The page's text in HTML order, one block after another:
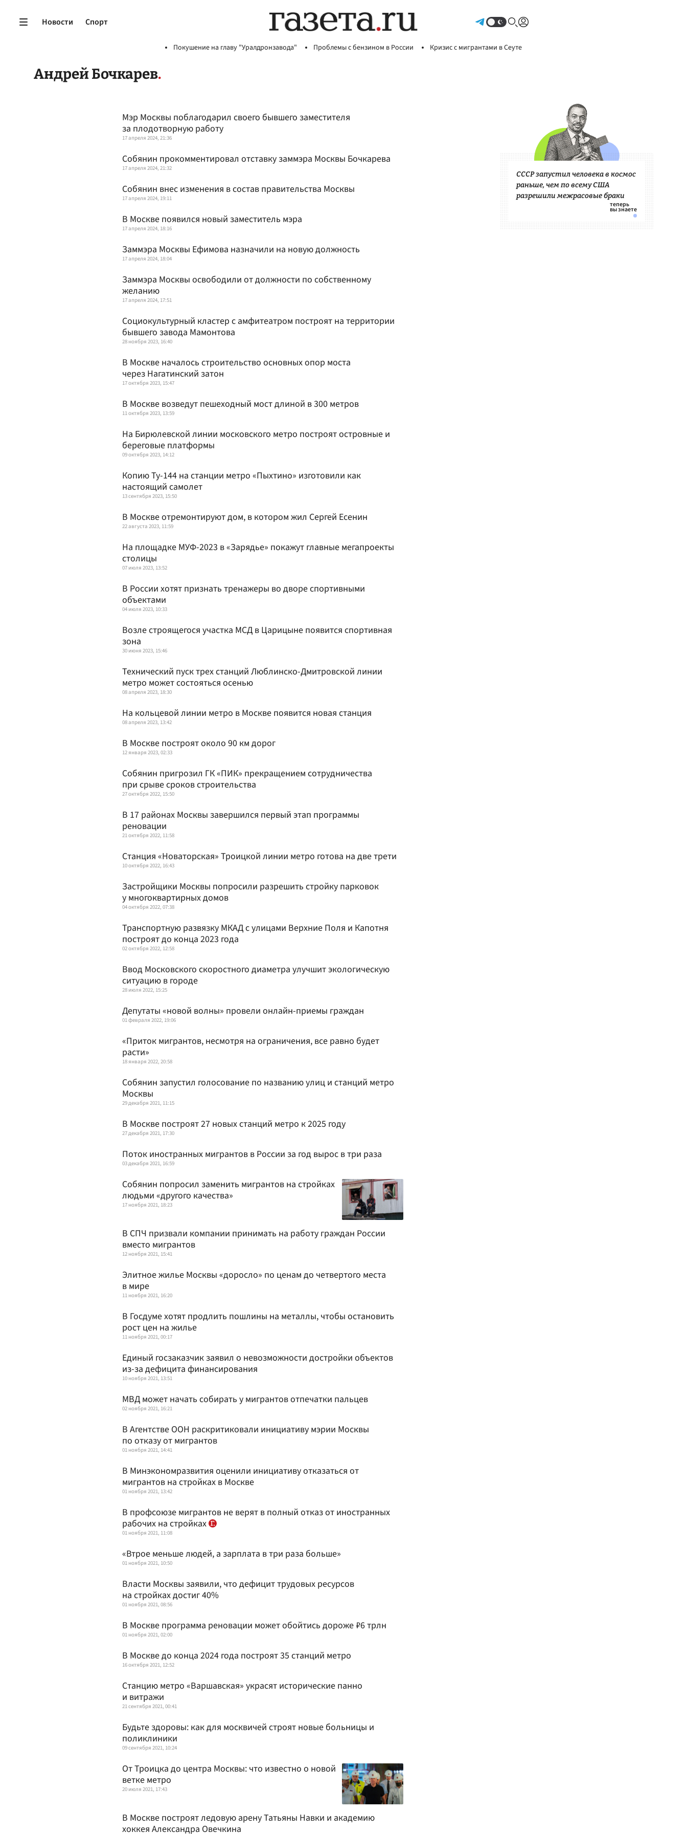
Новости Спорт
Покушение на главу "Уралдронзавода" Проблемы с бензином в России Кризис с мигрантами в Сеуте
Андрей Бочкарев
Мэр Москвы поблагодарил своего бывшего заместителя
за плодотворную работу
17 апреля 2024, 21:36
Собянин прокомментировал отставку заммэра Москвы Бочкарева
17 апреля 2024, 21:32
Собянин внес изменения в состав правительства Москвы
17 апреля 2024, 19:11
В Москве появился новый заместитель мэра
17 апреля 2024, 18:16
Заммэра Москвы Ефимова назначили на новую должность
17 апреля 2024, 18:04
Заммэра Москвы освободили от должности по собственному
желанию
17 апреля 2024, 17:51
Социокультурный кластер с амфитеатром построят на территории
бывшего завода Мамонтова
28 ноября 2023, 16:40
В Москве началось строительство основных опор моста
через Нагатинский затон
17 октября 2023, 15:47
В Москве возведут пешеходный мост длиной в 300 метров
11 октября 2023, 13:59
На Бирюлевской линии московского метро построят островные и
береговые платформы
09 октября 2023, 14:12
Копию Ту-144 на станции метро «Пыхтино» изготовили как
настоящий самолет
13 сентября 2023, 15:50
В Москве отремонтируют дом, в котором жил Сергей Есенин
22 августа 2023, 11:59
На площадке МУФ-2023 в «Зарядье» покажут главные мегапроекты
столицы
07 июля 2023, 13:52
В России хотят признать тренажеры во дворе спортивными
объектами
04 июля 2023, 10:33
Возле строящегося участка МСД в Царицыне появится спортивная
зона
30 июня 2023, 15:46
Технический пуск трех станций Люблинско-Дмитровской линии
метро может состояться осенью
08 апреля 2023, 18:30
На кольцевой линии метро в Москве появится новая станция
08 апреля 2023, 13:42
В Москве построят около 90 км дорог
12 января 2023, 02:33
Собянин пригрозил ГК «ПИК» прекращением сотрудничества
при срыве сроков строительства
27 октября 2022, 15:50
В 17 районах Москвы завершился первый этап программы
реновации
21 октября 2022, 11:58
Станция «Новаторская» Троицкой линии метро готова на две трети
10 октября 2022, 16:43
Застройщики Москвы попросили разрешить стройку парковок
у многоквартирных домов
04 октября 2022, 07:38
Транспортную развязку МКАД с улицами Верхние Поля и Капотня
построят до конца 2023 года
02 октября 2022, 12:58
Ввод Московского скоростного диаметра улучшит экологическую
ситуацию в городе
28 июля 2022, 15:25
Депутаты «новой волны» провели онлайн-приемы граждан
01 февраля 2022, 19:06
«Приток мигрантов, несмотря на ограничения, все равно будет
расти»
18 января 2022, 20:58
Собянин запустил голосование по названию улиц и станций метро
Москвы
29 декабря 2021, 11:15
В Москве построят 27 новых станций метро к 2025 году
27 декабря 2021, 17:30
Поток иностранных мигрантов в России за год вырос в три раза
03 декабря 2021, 16:59
Собянин попросил заменить мигрантов на стройках
людьми «другого качества»
17 ноября 2021, 18:23
В СПЧ призвали компании принимать на работу граждан России
вместо мигрантов
12 ноября 2021, 15:41
Элитное жилье Москвы «доросло» по ценам до четвертого места
в мире
11 ноября 2021, 16:20
В Госдуме хотят продлить пошлины на металлы, чтобы остановить
рост цен на жилье
11 ноября 2021, 00:17
Единый госзаказчик заявил о невозможности достройки объектов
из-за дефицита финансирования
10 ноября 2021, 13:51
МВД может начать собирать у мигрантов отпечатки пальцев
02 ноября 2021, 16:21
В Агентстве ООН раскритиковали инициативу мэрии Москвы
по отказу от мигрантов
01 ноября 2021, 14:41
В Минэкономразвития оценили инициативу отказаться от
мигрантов на стройках в Москве
01 ноября 2021, 13:42
В профсоюзе мигрантов не верят в полный отказ от иностранных
рабочих на стройках
01 ноября 2021, 11:08
«Втрое меньше людей, а зарплата в три раза больше»
01 ноября 2021, 10:50
Власти Москвы заявили, что дефицит трудовых ресурсов
на стройках достиг 40%
01 ноября 2021, 08:56
В Москве программа реновации может обойтись дороже ₽6 трлн
01 ноября 2021, 02:00
В Москве до конца 2024 года построят 35 станций метро
16 октября 2021, 12:52
Станцию метро «Варшавская» украсят исторические панно
и витражи
21 сентября 2021, 00:41
Будьте здоровы: как для москвичей строят новые больницы и
поликлиники
09 сентября 2021, 10:24
От Троицка до центра Москвы: что известно о новой
ветке метро
20 июля 2021, 17:43
В Москве построят ледовую арену Татьяны Навки и академию
хоккея Александра Овечкина
СССР запустил человека в космос
раньше, чем по всему США
разрешили межрасовые браки